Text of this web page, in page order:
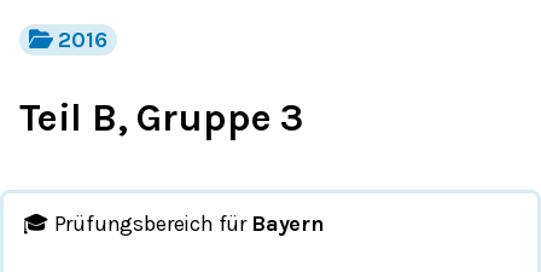
2016
Teil B, Gruppe 3
🎓 Prüfungsbereich für Bayern